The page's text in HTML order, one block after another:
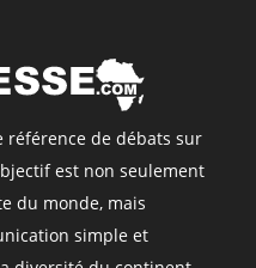
référence de débats sur
est non seulement
du monde, mais
simple et